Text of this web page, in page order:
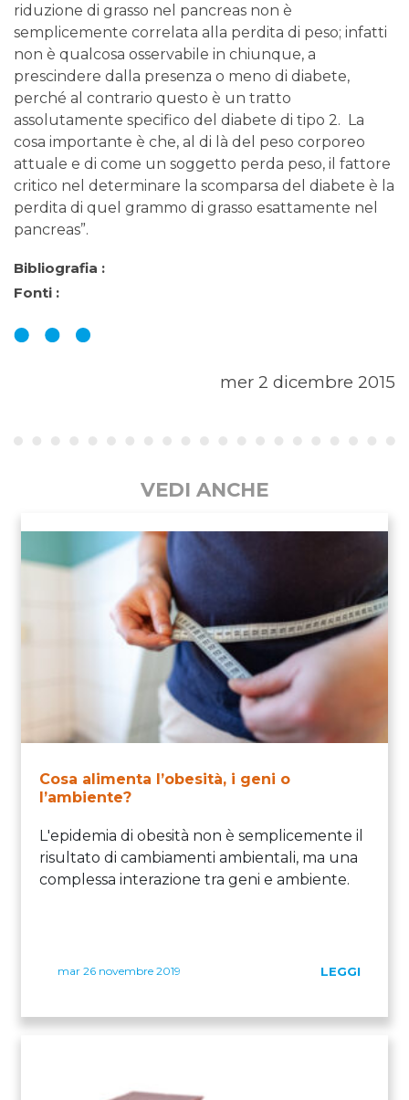
riduzione di grasso nel pancreas non è
semplicemente correlata alla perdita di peso; infatti
non è qualcosa osservabile in chiunque, a
prescindere dalla presenza o meno di diabete,
perché al contrario questo è un tratto
assolutamente specifico del diabete di tipo 2. La
cosa importante è che, al di là del peso corporeo
attuale e di come un soggetto perda peso, il fattore
critico nel determinare la scomparsa del diabete è la
perdita di quel grammo di grasso esattamente nel
pancreas”.
Bibliografia :
Fonti :
mer 2 dicembre 2015
VEDI ANCHE
Cosa alimenta l’obesità, i geni o
l’ambiente?
L'epidemia di obesità non è semplicemente il
risultato di cambiamenti ambientali, ma una
complessa interazione tra geni e ambiente.
mar 26 novembre 2019 LEGGI